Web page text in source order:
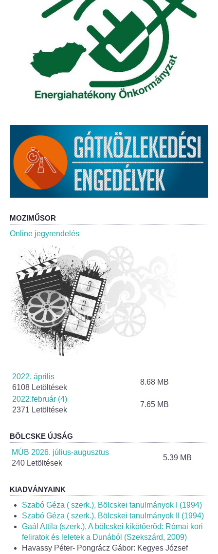
ÖNKORMÁNYZAT
Képviselő-testület
Képviselő-testületi ülések
Bizottságok
Bizottsági ülések
A helyi választási bizottság
A helyi választási bizottság határozatai
Roma Nemzetiségi Önkormányzat
Roma Nemzetiségi Önkormányzat ülések
Rendeletek
Polgármesteri normatív határozatok
Önkormányzati támogatások
Szabályzatok
Pályázatok
Szerződések
Helyi Esélyegyenlőség Program
Alapítványok
Helyi Építési Szabályzat
INTÉZMÉNYEK
Bölcskei Mesevár Óvoda és Bölcsőde
MOZIMŰSOR
Online jegyrendelés
2022. április
6108 Letöltések
8.68 MB
2022.február (4)
2371 Letöltések
7.65 MB
BÖLCSKE ÚJSÁG
MÚB 2026. július-augusztus
240 Letöltések
5.39 MB
KIADVÁNYAINK
Szabó Géza ( szerk.), Bölcskei tanulmányok I (1994)
Szabó Géza ( szerk.), Bölcskei tanulmányok II (1994)
Gaál Attila (szerk.), A bölcskei kikötőerőd: Római kori
feliratok és leletek a Dunából (Szekszárd, 2009)
Havassy Péter- Pongrácz Gábor: Kegyes József